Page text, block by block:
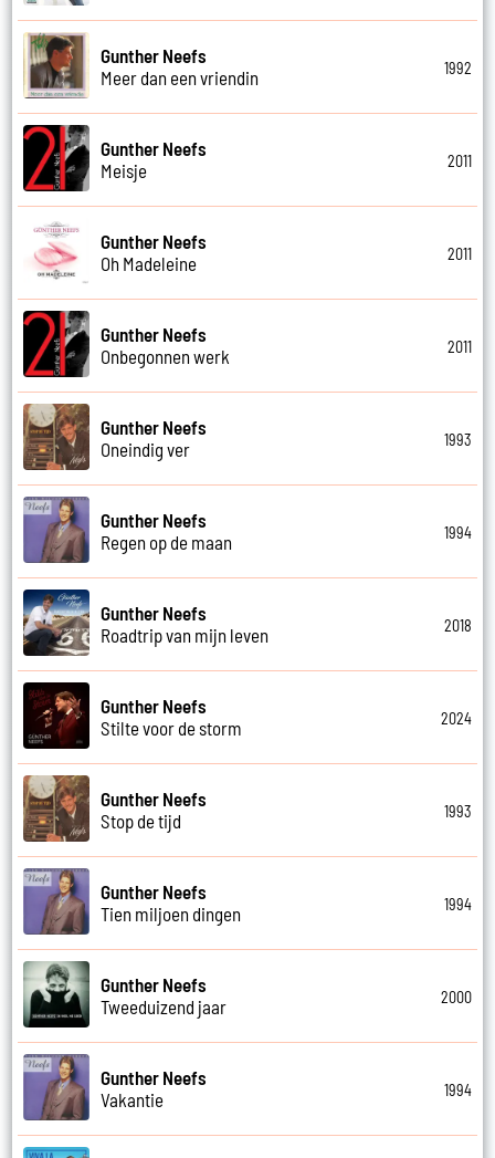
Gunther Neefs
Meer dan een vriendin
1992
Gunther Neefs
Meisje
2011
Gunther Neefs
Oh Madeleine
2011
Gunther Neefs
Onbegonnen werk
2011
Gunther Neefs
Oneindig ver
1993
Gunther Neefs
Regen op de maan
1994
Gunther Neefs
Roadtrip van mijn leven
2018
Gunther Neefs
Stilte voor de storm
2024
Gunther Neefs
Stop de tijd
1993
Gunther Neefs
Tien miljoen dingen
1994
Gunther Neefs
Tweeduizend jaar
2000
Gunther Neefs
Vakantie
1994